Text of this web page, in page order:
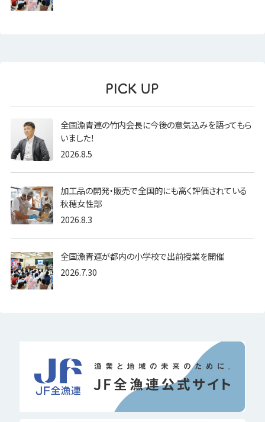
全国漁青連の竹内会長に今後の意気込みを語ってもら
いました！
2026.8.5
加工品の開発・販売で全国的にも高く評価されている
秋穂女性部
2026.8.3
全国漁青連が都内の小学校で出前授業を開催
2026.7.30